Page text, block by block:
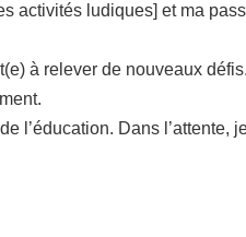
activités ludiques] et ma
à relever de nouveaux
Dans l’attente,